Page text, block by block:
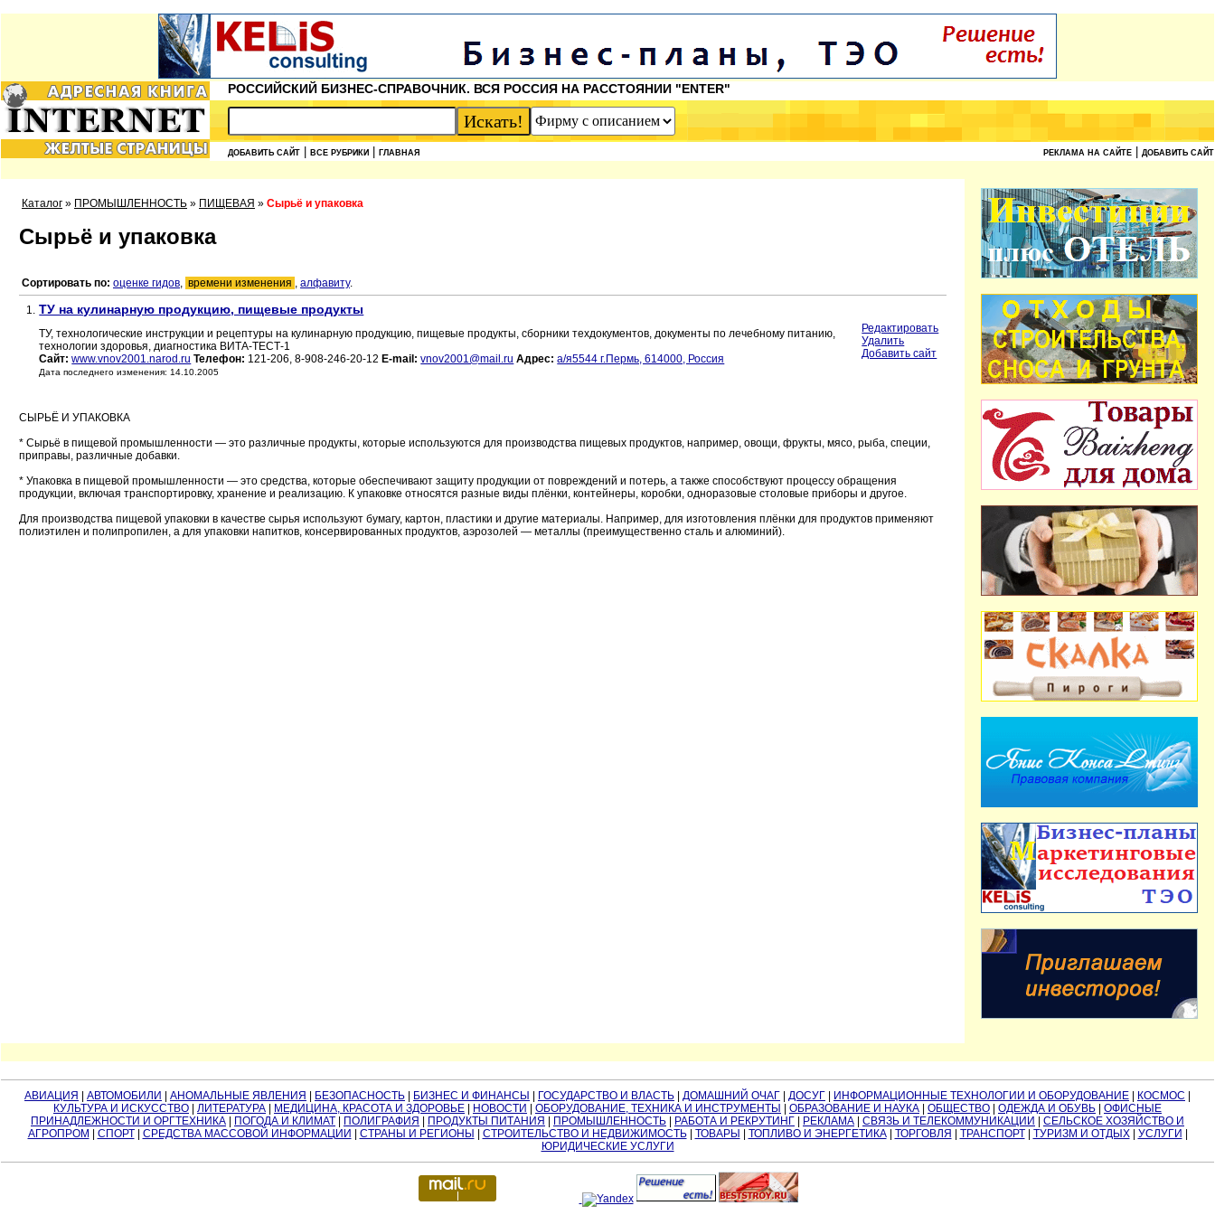
РОССИЙСКИЙ БИЗНЕС-СПРАВОЧНИК. ВСЯ РОССИЯ НА РАССТОЯНИИ "ENTER"
ДОБАВИТЬ САЙТ ВСЕ РУБРИКИ ГЛАВНАЯ РЕКЛАМА НА САЙТЕ ДОБАВИТЬ САЙТ
Каталог » ПРОМЫШЛЕННОСТЬ » ПИЩЕВАЯ » Сырьё и упаковка
Сырьё и упаковка
Сортировать по: оценке гидов, времени изменения , алфавиту.
1. ТУ на кулинарную продукцию, пищевые продукты
ТУ, технологические инструкции и рецептуры на кулинарную продукцию, пищевые продукты, сборники техдокументов, документы по лечебному питанию,
технологии здоровья, диагностика ВИТА-ТЕСТ-1
Сайт: www.vnov2001.narod.ru Телефон: 121-206, 8-908-246-20-12 E-mail: vnov2001@mail.ru Адрес: а/я5544 г.Пермь, 614000, Россия
Дата последнего изменения: 14.10.2005
Редактировать
Удалить
Добавить сайт
СЫРЬЁ И УПАКОВКА
* Сырьё в пищевой промышленности — это различные продукты, которые используются для производства пищевых продуктов, например, овощи, фрукты, мясо, рыба, специи,
приправы, различные добавки.
* Упаковка в пищевой промышленности — это средства, которые обеспечивают защиту продукции от повреждений и потерь, а также способствуют процессу обращения
продукции, включая транспортировку, хранение и реализацию. К упаковке относятся разные виды плёнки, контейнеры, коробки, одноразовые столовые приборы и другое.
Для производства пищевой упаковки в качестве сырья используют бумагу, картон, пластики и другие материалы. Например, для изготовления плёнки для продуктов применяют
полиэтилен и полипропилен, а для упаковки напитков, консервированных продуктов, аэрозолей — металлы (преимущественно сталь и алюминий).
АВИАЦИЯ АВТОМОБИЛИ АНОМАЛЬНЫЕ ЯВЛЕНИЯ БЕЗОПАСНОСТЬ БИЗНЕС И ФИНАНСЫ ГОСУДАРСТВО И ВЛАСТЬ ДОМАШНИЙ ОЧАГ ДОСУГ ИНФОРМАЦИОННЫЕ ТЕХНОЛОГИИ И ОБОРУДОВАНИЕ КОСМОС
КУЛЬТУРА И ИСКУССТВО
ЛИТЕРАТУРА МЕДИЦИНА, КРАСОТА И ЗДОРОВЬЕ НОВОСТИ ОБОРУДОВАНИЕ, ТЕХНИКА И ИНСТРУМЕНТЫ ОБРАЗОВАНИЕ И НАУКА ОБЩЕСТВО ОДЕЖДА И ОБУВЬ
ОФИСНЫЕ
ПРИНАДЛЕЖНОСТИ И ОРГТЕХНИКА
ПОГОДА И КЛИМАТ ПОЛИГРАФИЯ ПРОДУКТЫ ПИТАНИЯ ПРОМЫШЛЕННОСТЬ РАБОТА И РЕКРУТИНГ РЕКЛАМА СВЯЗЬ И ТЕЛЕКОММУНИКАЦИИ
СЕЛЬСКОЕ ХОЗЯЙСТВО И
АГРОПРОМ
СПОРТ| СРЕДСТВА МАССОВОЙ ИНФОРМАЦИИ СТРАНЫ И РЕГИОНЫ СТРОИТЕЛЬСТВО И НЕДВИЖИМОСТЬ| ТОВАРЫ ТОПЛИВО И ЭНЕРГЕТИКА| ТОРГОВЛЯ ТРАНСПОРТ| ТУРИЗМ И ОТДЫХ| УСЛУГИ
ЮРИДИЧЕСКИЕ УСЛУГИ